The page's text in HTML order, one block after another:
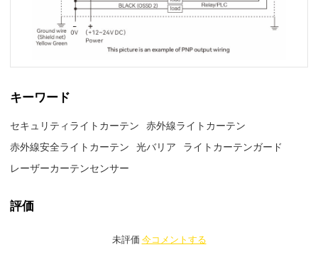
キーワード
セキュリティライトカーテン
赤外線ライトカーテン
赤外線安全ライトカーテン
光バリア
ライトカーテンガード
レーザーカーテンセンサー
評価
未評価 今コメントする